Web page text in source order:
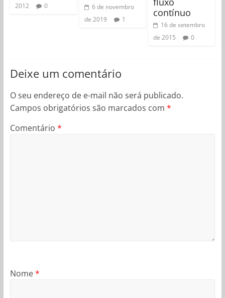
2012
0
6 de novembro
de 2019
1
contínuo
16 de setembro
de 2015
0
Deixe um comentário
O seu endereço de e-mail não será publicado.
Campos obrigatórios são marcados com *
Comentário *
Nome*